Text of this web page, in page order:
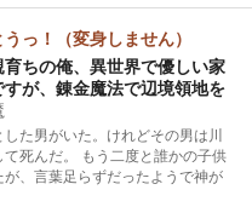
っ！（変身しません）
育ちの俺、異世界で優しい家
が、錬金魔法で辺境領地を
た男がいた。けれどその男は川
死んだ。 もう二度と誰かの子供
、言葉足らずだったようで神が